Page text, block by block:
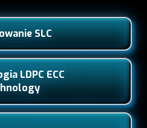
SLC
LDPC ECC